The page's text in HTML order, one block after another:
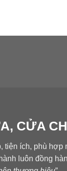
CỬA
tiện ích, phù
luôn đồng